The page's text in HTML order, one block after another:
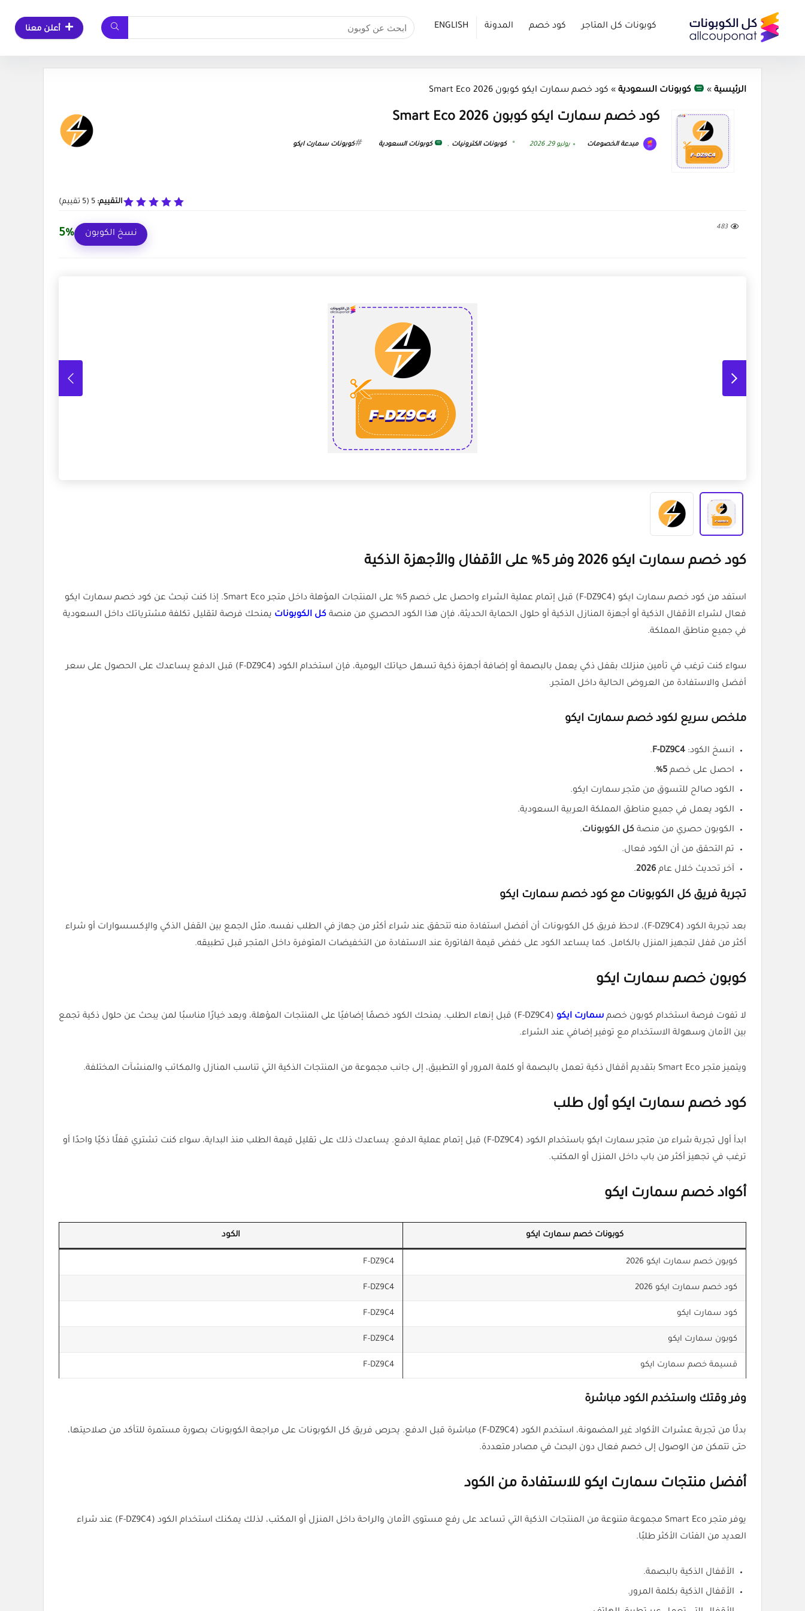
كوبونات كل المتاجر كود خصم المدونة ENGLISH أعلن معنا
الرئيسية » كوبونات السعودية » كود خصم سمارت ايكو كوبون Smart Eco 2026
كود خصم سمارت ايكو كوبون Smart Eco 2026
مبدعة الخصومات يوليو 29, 2026 كوبونات الكترونيات , كوبونات السعودية كوبونات سمارت ايكو
التقييم: 5
(
5 تقييم)
483
5% نسخ الكوبون
كود خصم سمارت ايكو 2026 وفر 5% على الأقفال والأجهزة الذكية
استفد من كود خصم سمارت ايكو (F-DZ9C4) قبل إتمام عملية الشراء واحصل على خصم 5% على المنتجات المؤهلة داخل متجر Smart Eco. إذا كنت تبحث عن كود خصم سمارت ايكو
فعال لشراء الأقفال الذكية أو أجهزة المنازل الذكية أو حلول الحماية الحديثة، فإن هذا الكود الحصري من منصة كل الكوبونات يمنحك فرصة لتقليل تكلفة مشترياتك داخل السعودية
في جميع مناطق المملكة.
سواء كنت ترغب في تأمين منزلك بقفل ذكي يعمل بالبصمة أو إضافة أجهزة ذكية تسهل حياتك اليومية، فإن استخدام الكود (F-DZ9C4) قبل الدفع يساعدك على الحصول على سعر
أفضل والاستفادة من العروض الحالية داخل المتجر.
ملخص سريع لكود خصم سمارت ايكو
انسخ الكود: F-DZ9C4
.
احصل على خصم 5%
.
الكود صالح للتسوق من متجر سمارت ايكو.
الكود يعمل في جميع مناطق المملكة العربية السعودية.
الكوبون حصري من منصة كل الكوبونات.
تم التحقق من أن الكود فعال.
آخر تحديث خلال عام 2026
.
تجربة فريق كل الكوبونات مع كود خصم سمارت ايكو
بعد تجربة الكود (F-DZ9C4)، لاحظ فريق كل الكوبونات أن أفضل استفادة منه تتحقق عند شراء أكثر من جهاز في الطلب نفسه، مثل الجمع بين القفل الذكي والإكسسوارات أو شراء
أكثر من قفل لتجهيز المنزل بالكامل. كما يساعد الكود على خفض قيمة الفاتورة عند الاستفادة من التخفيضات المتوفرة داخل المتجر قبل تطبيقه.
كوبون خصم سمارت ايكو
لا تفوت فرصة استخدام كوبون خصم سمارت ايكو
(F-DZ9C4) قبل إنهاء الطلب. يمنحك الكود خصمًا إضافيًا على المنتجات المؤهلة، ويعد خيارًا مناسبًا لمن يبحث عن حلول ذكية تجمع
بين الأمان وسهولة الاستخدام مع توفير إضافي عند الشراء.
ويتميز متجر Smart Eco بتقديم أقفال ذكية تعمل بالبصمة أو كلمة المرور أو التطبيق، إلى جانب مجموعة من المنتجات الذكية التي تناسب المنازل والمكاتب والمنشآت المختلفة.
كود خصم سمارت ايكو أول طلب
ابدأ أول تجربة شراء من متجر سمارت ايكو باستخدام الكود (F-DZ9C4) قبل إتمام عملية الدفع. يساعدك ذلك على تقليل قيمة الطلب منذ البداية، سواء كنت تشتري قفلًا ذكيًا واحدًا أو
ترغب في تجهيز أكثر من باب داخل المنزل أو المكتب.
أكواد خصم سمارت ايكو
كوبونات خصم سمارت ايكو الكود
كوبون خصم سمارت ايكو 2026 F-DZ9C4
كود خصم سمارت ايكو 2026 F-DZ9C4
كود سمارت ايكو F-DZ9C4
كوبون سمارت ايكو F-DZ9C4
قسيمة خصم سمارت ايكو F-DZ9C4
وفر وقتك واستخدم الكود مباشرة
بدلًا من تجربة عشرات الأكواد غير المضمونة، استخدم الكود (F-DZ9C4) مباشرة قبل الدفع. يحرص فريق كل الكوبونات على مراجعة الكوبونات بصورة مستمرة للتأكد من صلاحيتها،
حتى تتمكن من الوصول إلى خصم فعال دون البحث في مصادر متعددة.
أفضل منتجات سمارت ايكو للاستفادة من الكود
يوفر متجر Smart Eco مجموعة متنوعة من المنتجات الذكية التي تساعد على رفع مستوى الأمان والراحة داخل المنزل أو المكتب، لذلك يمكنك استخدام الكود (F-DZ9C4) عند شراء
العديد من الفئات الأكثر طلبًا.
الأقفال الذكية بالبصمة.
الأقفال الذكية بكلمة المرور.